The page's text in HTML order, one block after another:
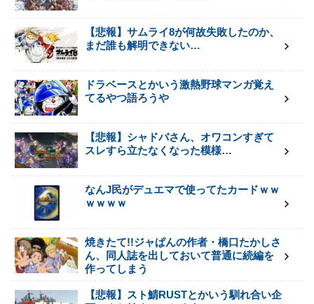
【悲報】サムライ8が何故失敗したのか、
まだ誰も解明できない…
ドラベースとかいう激熱野球マンガ覚え
てるやつ語ろうや
【悲報】シャドバさん、オワコンすぎて
スレすら立たなくなった模様…
なんJ民がデュエマで使ってたカードｗｗ
ｗｗｗｗ
焼きたて!!ジャぱんの作者・橋口たかしさ
ん、同人誌を出しておいて普通に続編を
作ってしまう
【悲報】スト鯖RUSTとかいう馴れ合い企